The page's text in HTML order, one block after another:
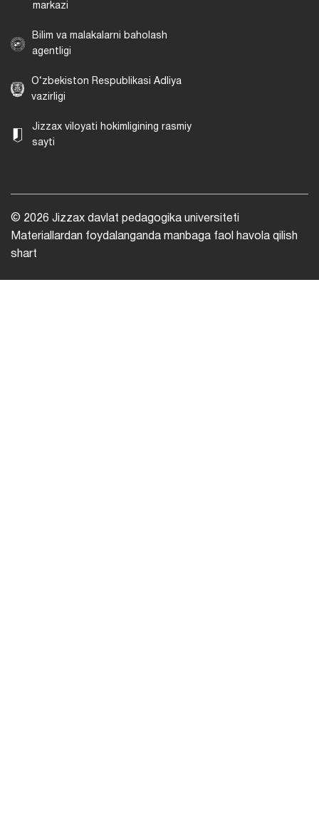
markazi
Bilim va malakalarni baholash
agentligi
O‘zbekiston Respublikasi Adliya
vazirligi
Jizzax viloyati hokimligining rasmiy
sayti
© 2026 Jizzax davlat pedagogika universiteti
Materiallardan foydalanganda manbaga faol havola qilish
shart